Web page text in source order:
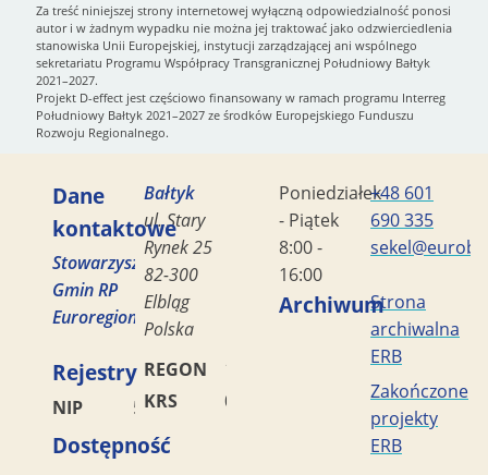
Za treść niniejszej strony internetowej wyłączną odpowiedzialność ponosi
autor i w żadnym wypadku nie można jej traktować jako odzwierciedlenia
stanowiska Unii Europejskiej, instytucji zarządzającej ani wspólnego
sekretariatu Programu Współpracy Transgranicznej Południowy Bałtyk
2021–2027.
Projekt D-effect jest częściowo finansowany w ramach programu Interreg
Południowy Bałtyk 2021–2027 ze środków Europejskiego Funduszu
Rozwoju Regionalnego.
Dane
kontaktowe
Stowarzyszenie
Gmin RP
Euroregion
Bałtyk
ul. Stary
Rynek 25
82-300
Elbląg
Polska
Rejestry
NIP 5782449856
REGON
170419477
KRS
0000042453
Dostępność
Poniedziałek
- Piątek
8:00 -
16:00
+48 601
690 335
ArchiwumStrona
archiwalna
ERB
Zakończone
projekty
ERB